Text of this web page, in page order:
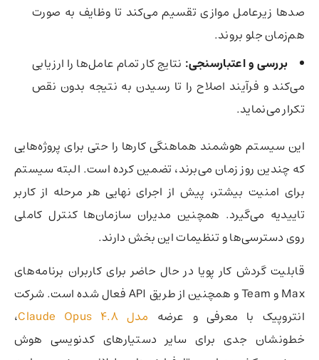
صدها زیرعامل موازی تقسیم می‌کند تا وظایف به صورت
هم‌زمان جلو بروند.
بررسی و اعتبارسنجی: نتایج کار تمام عامل‌ها را ارزیابی
می‌کند و فرآیند اصلاح را تا رسیدن به نتیجه بدون نقص
تکرار می‌نماید.
این سیستم هوشمند هماهنگی کارها را حتی برای پروژه‌هایی
که چندین روز زمان می‌برند، تضمین کرده است. البته سیستم
برای امنیت بیشتر، پیش از اجرای نهایی هر مرحله از کاربر
تاییدیه می‌گیرد. همچنین مدیران سازمان‌ها کنترل کاملی
روی دسترسی‌ها و تنظیمات این بخش دارند.
قابلیت گردش کار پویا در حال حاضر برای کاربران برنامه‌های
Max و Team و همچنین از طریق API فعال شده است. شرکت
انتروپیک با معرفی و عرضه مدل Claude Opus 4.8
،
خط‌و‌نشان جدی برای سایر دستیارهای کدنویسی هوش